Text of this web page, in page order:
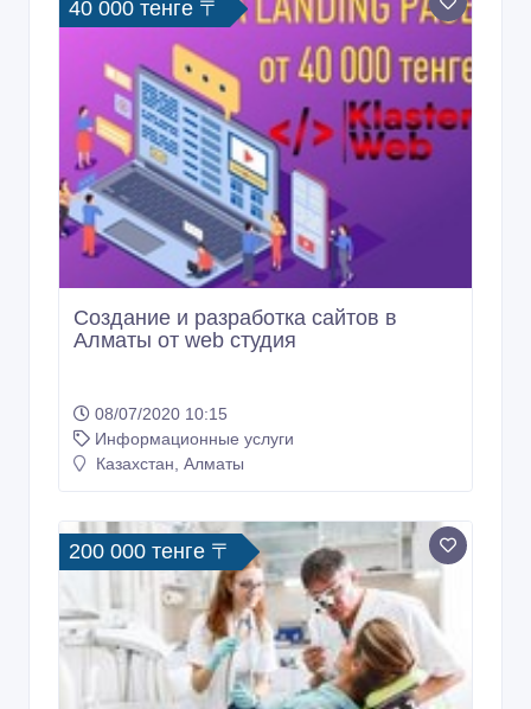
Информационные услуги
Казахстан, Алматы
40 000 тенге 〒
Создание и разработка сайтов в
Алматы от web студия
08/07/2020 10:15
Информационные услуги
Казахстан, Алматы
200 000 тенге 〒